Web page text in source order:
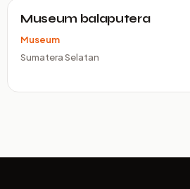
Museum balaputera
Museum
Sumatera Selatan